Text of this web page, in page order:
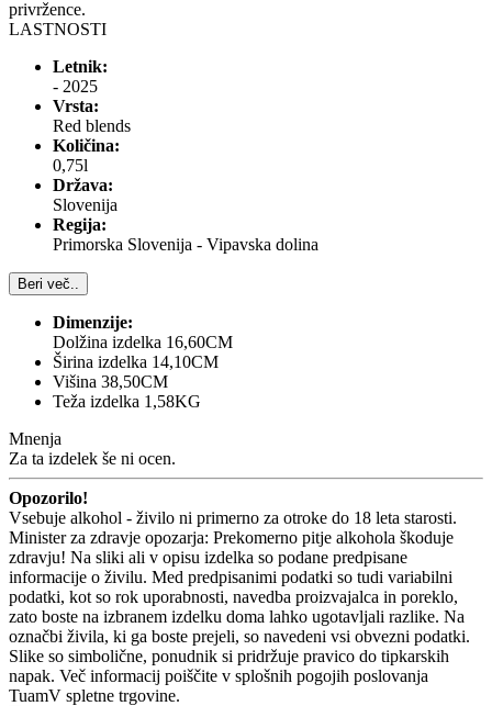
privržence.
LASTNOSTI
Letnik:
- 2025
Vrsta:
Red blends
Količina:
0,75l
Država:
Slovenija
Regija:
Primorska Slovenija - Vipavska dolina
Beri več..
Dimenzije:
Dolžina izdelka 16,60CM
Širina izdelka 14,10CM
Višina 38,50CM
Teža izdelka 1,58KG
Mnenja
Za ta izdelek še ni ocen.
Opozorilo!
Vsebuje alkohol - živilo ni primerno za otroke do 18 leta starosti.
Minister za zdravje opozarja: Prekomerno pitje alkohola škoduje
zdravju! Na sliki ali v opisu izdelka so podane predpisane
informacije o živilu. Med predpisanimi podatki so tudi variabilni
podatki, kot so rok uporabnosti, navedba proizvajalca in poreklo,
zato boste na izbranem izdelku doma lahko ugotavljali razlike. Na
označbi živila, ki ga boste prejeli, so navedeni vsi obvezni podatki.
Slike so simbolične, ponudnik si pridržuje pravico do tipkarskih
napak. Več informacij poiščite v splošnih pogojih poslovanja
TuamV spletne trgovine.